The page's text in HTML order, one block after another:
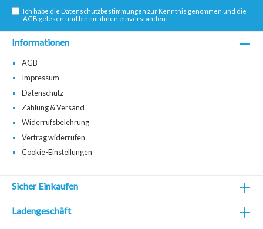
Ich habe dieDatenschutzbestimmungen zur Kenntnis genommen und die
AGB gelesen und bin mit ihnen einverstanden.
Informationen
AGB
Impressum
Datenschutz
Zahlung & Versand
Widerrufsbelehrung
Vertrag widerrufen
Cookie-Einstellungen
Sicher Einkaufen
Ladengeschäft